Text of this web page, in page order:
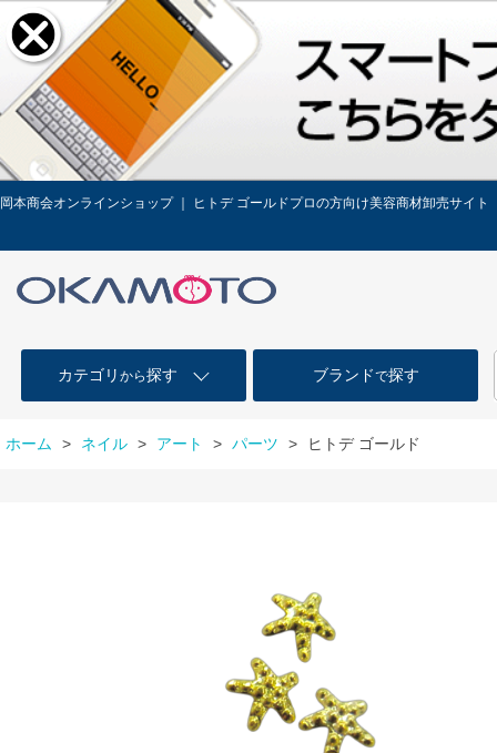
岡本商会オンラインショップ ｜ ヒトデ ゴールドプロの方向け美容商材卸売サイト
カテゴリ から探す ブランドで探す
ホーム > ネイル > アート > パーツ > ヒトデ ゴールド